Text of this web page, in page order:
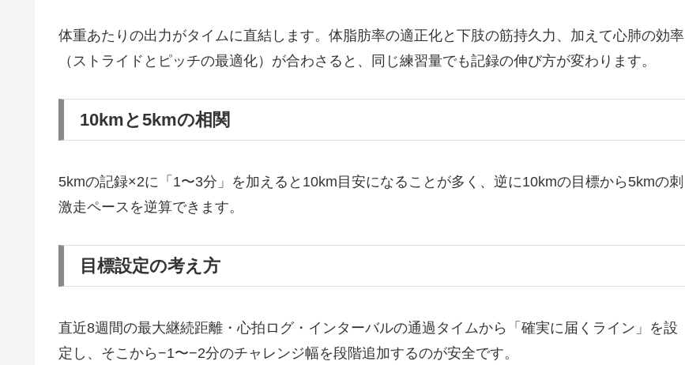
体重あたりの出力がタイムに直結します。体脂肪率の適正化と下肢の筋持久力、加えて心肺の効率
（ストライドとピッチの最適化）が合わさると、同じ練習量でも記録の伸び方が変わります。
10kmと5kmの相関
5kmの記録×2に「1〜3分」を加えると10km目安になることが多く、逆に10kmの目標から5kmの刺
激走ペースを逆算できます。
目標設定の考え方
直近8週間の最大継続距離・心拍ログ・インターバルの通過タイムから「確実に届くライン」を設
定し、そこから−1〜−2分のチャレンジ幅を段階追加するのが安全です。